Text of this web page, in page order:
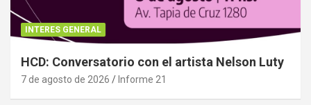
INTERES GENERAL
HCD: Conversatorio con el artista Nelson Luty
7 de agosto de 2026 Informe 21